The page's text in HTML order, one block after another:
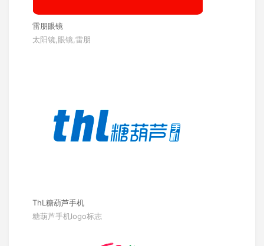
雷朋眼镜
太阳镜,眼镜,雷朋
ThL糖葫芦手机
糖葫芦手机logo标志